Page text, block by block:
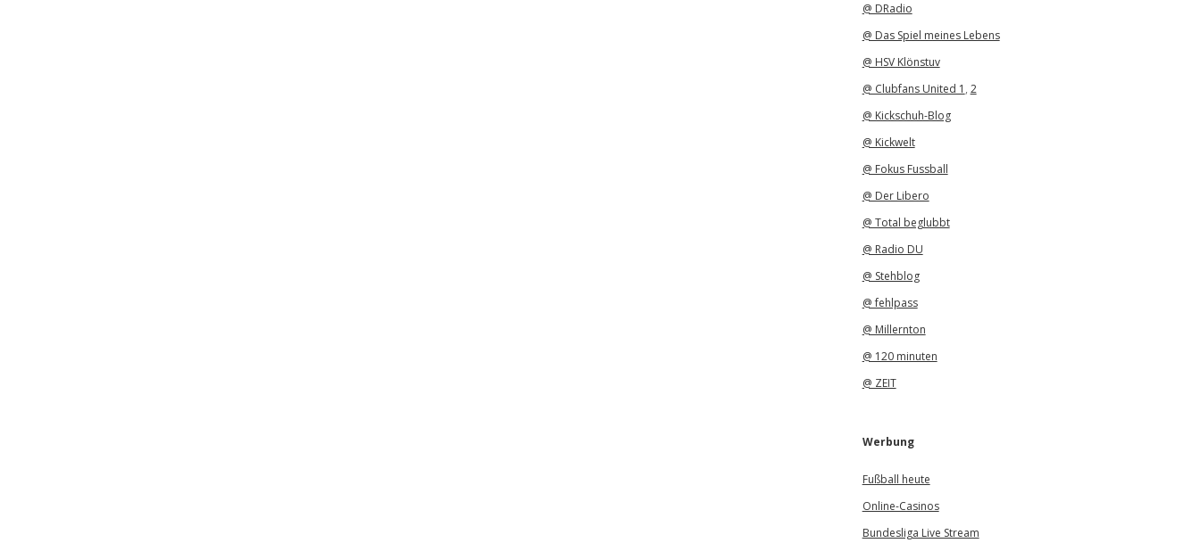
@ DRadio
@ Das Spiel meines Lebens
@ HSV Klönstuv
@ Clubfans United 1 , 2
@ Kickschuh-Blog
@ Kickwelt
@ Fokus Fussball
@ Der Libero
@ Total beglubbt
@ Radio DU
@ Stehblog
@ fehlpass
@ Millernton
@ 120 minuten
@ ZEIT
Werbung
Fußball heute
Online-Casinos
Bundesliga Live Stream